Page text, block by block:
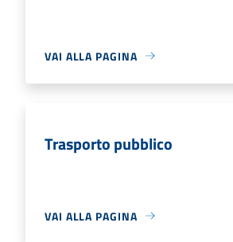
VAI ALLA PAGINA
Trasporto pubblico
VAI ALLA PAGINA